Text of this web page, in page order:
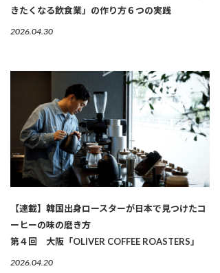
きたくなる飲食業」の作り方６つの実践
2026.04.30
【連載】韓国出身ロースターが日本で見つけたコ
ーヒーの味の磨き方
第４回 大阪「OLIVER COFFEE ROASTERS」
2026.04.20